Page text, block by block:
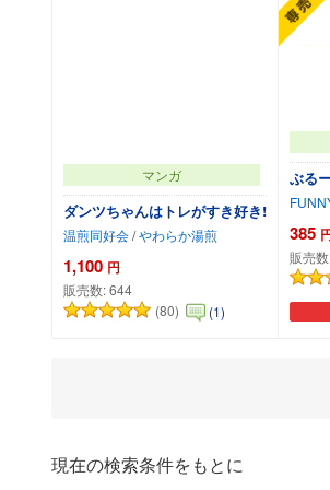
マンガ
ダンツちゃんはトレがすき好き!
温煎同好会/やわらか湯煎
1,100 円
販売数:644
(80)
(1)
カートに追加
ぶる
385
販売
現在の検索条件をもとに